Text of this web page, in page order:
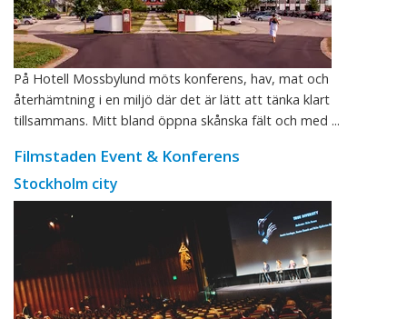
På Hotell Mossbylund möts konferens, hav, mat och
återhämtning i en miljö där det är lätt att tänka klart
tillsammans. Mitt bland öppna skånska fält och med ...
Filmstaden Event & Konferens
Stockholm city